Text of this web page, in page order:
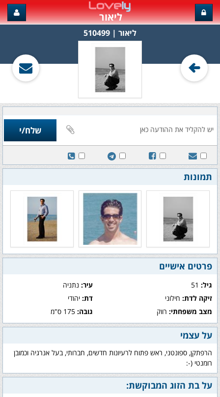
ליאור
ליאור‏ | 510499
תמונות
פרטים אישיים
גיל: עיר:נתניה
זיקה לדת: חילוני דת:יהודי
מצב משפחתי: רווק גובה:175 ס"מ
על עצמי
הרפתקן, ספונטני, ראש פתוח לרעיונות חדשים, חברותי, בעל אנרגיה וכמובן
רומנטי (-:
על בת הזוג המבוקשת: